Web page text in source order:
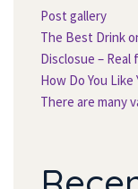
Post gallery
The Best Drink
Disclosue – Real
How Do You Like
There are many